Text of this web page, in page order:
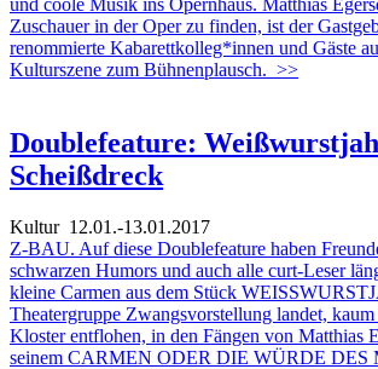
und coole Musik ins Opernhaus. Matthias
Zuschauer in der Oper zu finden, ist der
renommierte Kabarettkolleg*innen und Gäste
Kulturszene zum Bühnenplausch. >>
Doublefeature:
Scheißdreck
Kultur12.01.-13.01.2017
Z-BAU. Auf diese Doublefeature haben
schwarzen Humors und auch alle curt-Leser
kleine Carmen aus dem Stück
Theatergruppe Zwangsvorstellung landet,
Kloster entflohen, in den Fängen von Matthias
seinem CARMEN ODER DIE WÜRDE DES